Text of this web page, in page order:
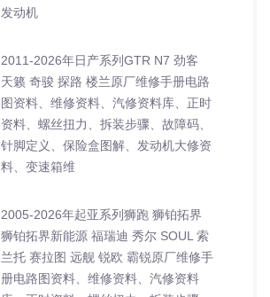
发动机
2011-2026年日产系列GTR N7 劲客
天籁 奇骏 探路 楼兰原厂维修手册电路
图资料、维修资料、汽修资料库、正时
资料、螺丝扭力、拆装步骤、故障码、
针脚定义、保险盒图解、发动机大修资
料、变速箱维
2005-2026年起亚系列狮跑 狮铂拓界
狮铂拓界新能源 福瑞迪 秀尔 SOUL 索
兰托 赛拉图 远舰 锐欧 霸锐原厂维修手
册电路图资料、维修资料、汽修资料